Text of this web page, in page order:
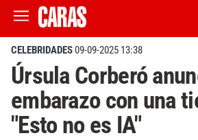
CELEBRIDADES09-09-2025 13:38
Úrsula Corberó
embarazo con una
"Esto no es IA"